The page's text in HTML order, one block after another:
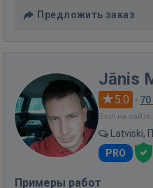
Предложить заказ
Jānis
5.0 ·
Был на
Latviski,
PRO
Примеры работ